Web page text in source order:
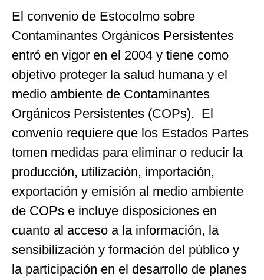
El convenio de Estocolmo sobre
Contaminantes Orgánicos Persistentes
entró en vigor en el 2004 y tiene como
objetivo proteger la salud humana y el
medio ambiente de Contaminantes
Orgánicos Persistentes (COPs). El
convenio requiere que los Estados Partes
tomen medidas para eliminar o reducir la
producción, utilización, importación,
exportación y emisión al medio ambiente
de COPs e incluye disposiciones en
cuanto al acceso a la información, la
sensibilización y formación del público y
la participación en el desarrollo de planes